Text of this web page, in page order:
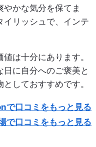
かな気分を保てま
イリッシュで、インテ
は十分にあります。
に自分へのご褒美と
しておすすめです。
で口コミをもっと見る
で口コミをもっと見る